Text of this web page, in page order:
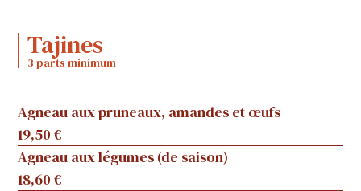
Tajines
3 parts minimum
Agneau aux pruneaux, amandes et œufs
19,50 €
Agneau aux légumes (de saison)
18,60 €